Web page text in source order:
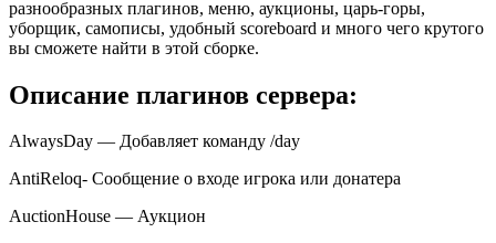
разнообразных плагинов, меню, аукционы, царь-горы,
уборщик, самописы, удобный scoreboard и много чего крутого
вы сможете найти в этой сборке.
Описание плагинов сервера:
AlwaysDay — Добавляет команду /day
AntiReloq- Сообщение о входе игрока или донатера
AuctionHouse — Аукцион